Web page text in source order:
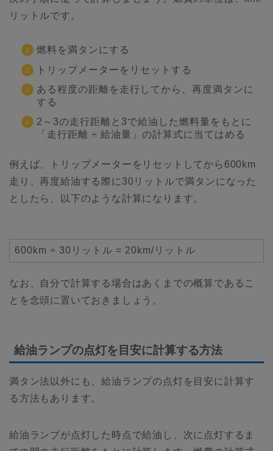
リットルです。
燃料を満タンにする
トリップメーターをリセットする
ある程度の距離を走行してから、再度満タンに
する
2～3の走行距離と3で給油した燃料量をもとに
「走行距離 ÷ 給油量」の計算式に当てはめる
例えば、トリップメーターをリセットしてから600km
走り、再度給油する際に30リットルで満タンになった
としたら、以下のような計算になります。
600km ÷ 30リットル = 20km/リットル
なお、自分で計算する場合はあくまでの概算であるこ
とを念頭に置いておきましょう。
給油ランプの点灯を目安に計算する方法
満タン法以外にも、給油ランプの点灯を目安に計算す
る方法もあります。
給油ランプが点灯した時点で給油し、次に点灯するま